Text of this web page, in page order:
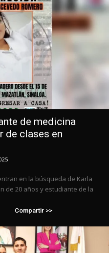
de medicina
de clases en
en la búsqueda de Karla
de 20 años y estudiante de la
Compartir >>